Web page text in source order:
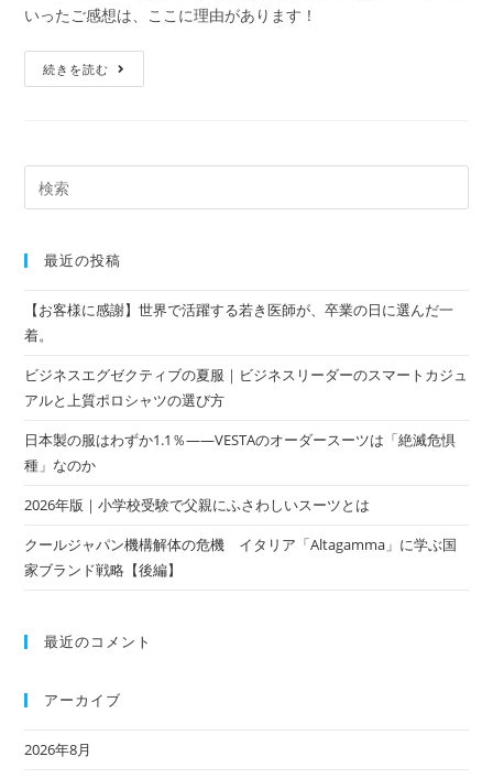
いったご感想は、ここに理由があります！
続きを読む
最近の投稿
【お客様に感謝】世界で活躍する若き医師が、卒業の日に選んだ一
着。
ビジネスエグゼクティブの夏服｜ビジネスリーダーのスマートカジュ
アルと上質ポロシャツの選び方
日本製の服はわずか1.1％——VESTAのオーダースーツは「絶滅危惧
種」なのか
2026年版｜小学校受験で父親にふさわしいスーツとは
クールジャパン機構解体の危機 イタリア「Altagamma」に学ぶ国
家ブランド戦略【後編】
最近のコメント
アーカイブ
2026年8月